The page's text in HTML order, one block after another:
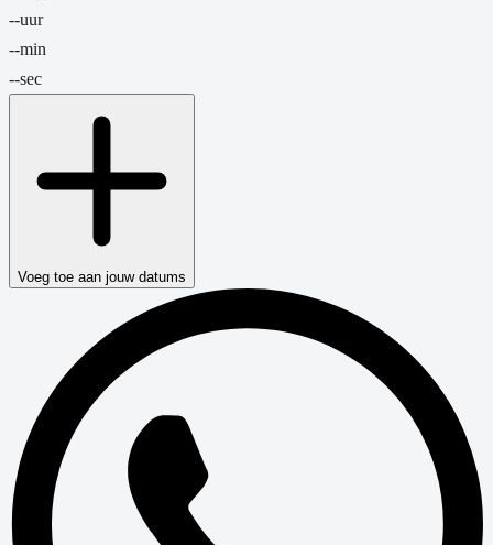
--uur
--min
--sec
Voeg toe aan jouw datums